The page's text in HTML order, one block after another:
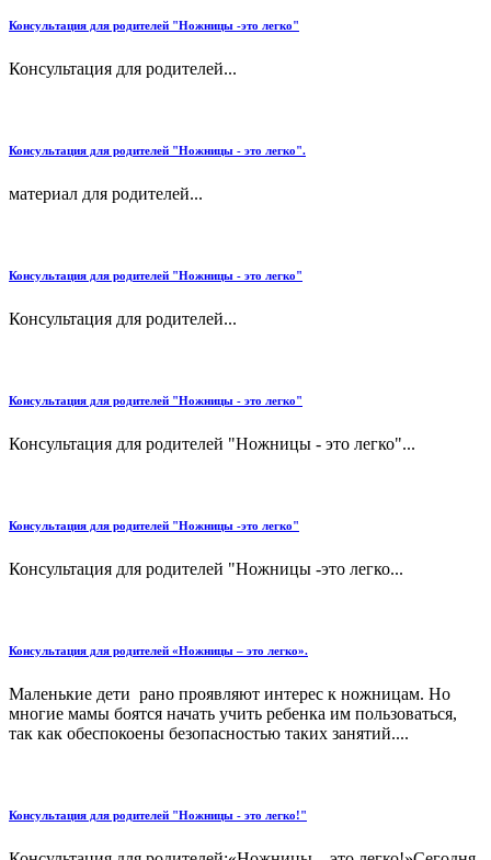
Консультация для родителей "Ножницы -это легко"
Консультация для родителей...
Консультация для родителей "Ножницы - это легко".
материал для родителей...
Консультация для родителей "Ножницы - это легко"
Консультация для родителей...
Консультация для родителей "Ножницы - это легко"
Консультация для родителей "Ножницы - это легко"...
Консультация для родителей "Ножницы -это легко"
Консультация для родителей "Ножницы -это легко...
Консультация для родителей «Ножницы – это легко».
Маленькие дети рано проявляют интерес к ножницам. Но
многие мамы боятся начать учить ребенка им пользоваться,
так как обеспокоены безопасностью таких занятий....
Консультация для родителей "Ножницы - это легко!"